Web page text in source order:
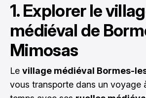
1. Explorer le
médiéval de
Mimosas
Le village médiéval Bormes-
vous transporte dans un voyage